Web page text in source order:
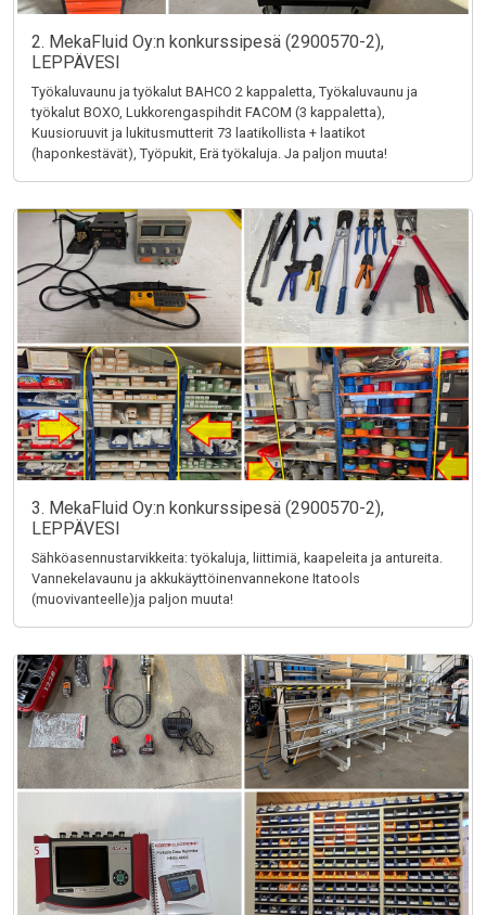
2. MekaFluid Oy:n konkurssipesä (2900570-2),
LEPPÄVESI
Työkaluvaunu ja työkalut BAHCO 2 kappaletta, Työkaluvaunu ja
työkalut BOXO, Lukkorengaspihdit FACOM (3 kappaletta),
Kuusioruuvit ja lukitusmutterit 73 laatikollista + laatikot
(haponkestävät), Työpukit, Erä työkaluja. Ja paljon muuta!
3. MekaFluid Oy:n konkurssipesä (2900570-2),
LEPPÄVESI
Sähköasennustarvikkeita: työkaluja, liittimiä, kaapeleita ja antureita.
Vannekelavaunu ja akkukäyttöinenvannekone Itatools
(muovivanteelle)ja paljon muuta!